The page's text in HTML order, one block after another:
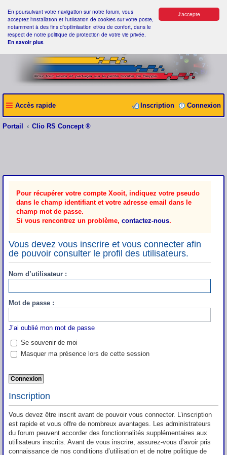
J'accepte
En poursuivant votre navigation sur notre forum, vous
acceptez l'installation et l'utilisation de cookies sur votre poste,
notamment à des fins d'optimisation et/ou de confort, dans le
respect de notre politique de protection de votre vie privée.
En savoir plus
Accès rapide Connexion
Inscription
Portail Clio RS Concept ®
Pour récupérer votre compte Xooit, indiquez votre pseudo
dans le champ identifiant et votre adresse email dans le
champ mot de passe.
Si vous rencontrez un problème, contactez-nous.
Vous devez vous inscrire et vous connecter afin
de pouvoir consulter le profil des utilisateurs.
Nom d’utilisateur :
Mot de passe :
J’ai oublié mon mot de passe
Se souvenir de moi
Masquer ma présence lors de cette session
Inscription
Vous devez être inscrit avant de pouvoir vous connecter. L’inscription
est rapide et vous offre de nombreux avantages. Les administrateurs
du forum peuvent accorder des fonctionnalités supplémentaires aux
utilisateurs inscrits. Avant de vous inscrire, assurez-vous d’avoir pris
connaissance de nos conditions d’utilisation et de notre politique de